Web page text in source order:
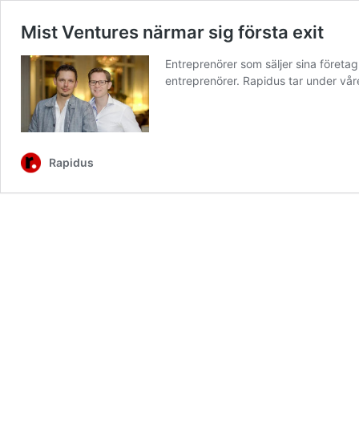
Mist Ventures närmar sig första exit
Entreprenörer som säljer sina
entreprenörer. Rapidus tar under
Rapidus